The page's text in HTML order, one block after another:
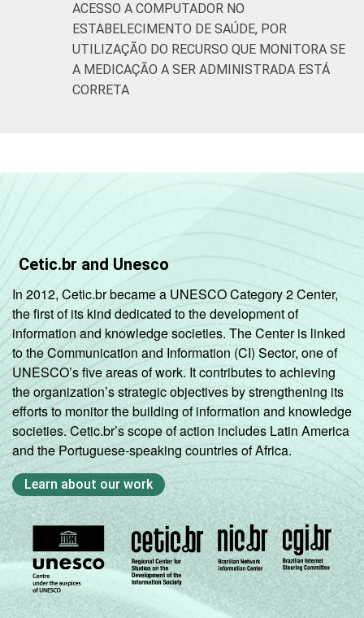
ACESSO A COMPUTADOR NO
ESTABELECIMENTO DE SAÚDE, POR
UTILIZAÇÃO DO RECURSO QUE MONITORA SE
A MEDICAÇÃO A SER ADMINISTRADA ESTÁ
CORRETA
Cetic.br and Unesco
In 2012, Cetic.br became a UNESCO Category 2 Center,
the first of its kind dedicated to the development of
information and knowledge societies. The Center is linked
to the Communication and Information (CI) Sector, one of
UNESCO’s five areas of work. It contributes to achieving
the organization’s strategic objectives by strengthening its
efforts to monitor the building of information and knowledge
societies. Cetic.br’s scope of action includes Latin America
and the Portuguese-speaking countries of Africa.
Learn about our work